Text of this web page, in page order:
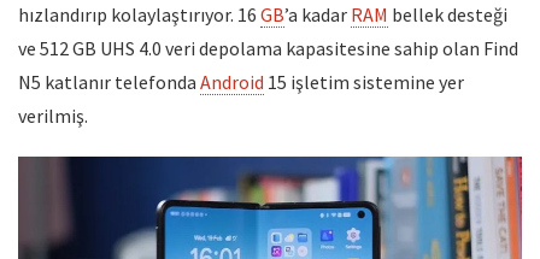
hızlandırıp kolaylaştırıyor. 16 GB’a kadar RAM bellek desteği
ve 512 GB UHS 4.0 veri depolama kapasitesine sahip olan Find
N5 katlanır telefonda Android 15 işletim sistemine yer
verilmiş.